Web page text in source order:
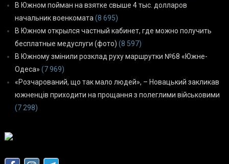
В Южном пойман на взятке свыше 4 тыс. долларов
начальник военкомата (8 695)
В Южном открылся частный кабинет, где можно получить
бесплатные медуслуги (фото) (8 597)
В Южному змінили розклад руху маршрутки №68 «Южне-
Одеса» (7 969)
«Розчарований, що так мало людей», – Новацький закликав
южненців приходити на прощання з полеглими військовими
(7 298)